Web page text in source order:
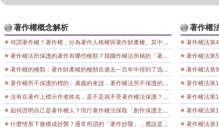
著作權概念解析
何謂著作權？著作權，分為著作人格權與著作財產權。其中著作人格權的內涵包括了公開發表權、姓名表示權及禁止他人以扭曲、變更方式，利用著作損害著作人名譽的權利。著作財產權是無形的財產權，是基於人類知識所產生的權利，故屬知識產權之一種，包括重製權、公開口述權、公開播送權、公開上映權、公開演出權、公開傳輸權、公開展示權、改作權、散布權、出租權等等。 著作權要保障的是思想的表達形式，而不是保護思想本身，因為在保障著作財產權，此類專屬私人之財產權利益的同時，尚須兼顧人類文明之累積與知識及資訊之傳播，從而演算法、數學方法、技術或機器的設計，均不屬著作權所要保障的對象。 著作權是有期限的權利，在一定期限經過後，著作財產權即歸於消滅，而屬公共領域，任何人皆可自由利用。在著作權的保護期間內，即使未獲作者同意，只要符合"合理使用"的規定，亦可利用。凡此規定揭在平衡著作人與社會對作品近用之利益。
著作權法所保護的著作有哪些種類？我國作權法所稱的「著作」，是指屬於文學、科學、藝術或其他學術範圍的創作。因此，凡符合第2題所說明的保護要件者，均為著作權法所保護的著作，並不限於著作權法第5條至第7條之1所規定的各種著作類型。不過，這些例示著作仍具一定分類上的意義，並且也便於一般人理解認識，因此仍依規範順序介紹如下： 一、語文著作 包括詩、詞、散文、小說、劇本、學術論述與演講等，以數位（如純文字檔、圖檔）或類比（如錄音檔案)方式存在者，亦同。如張愛玲短文《我的天才夢》、小說《半生緣》、話劇劇本《傾城之戀》等均屬語文著作，無論以手稿、印刷書或者電子檔的形式存在，都不會因為儲存媒介的改變而被歸類為電腦程式或其他著作類型。 二、音樂著作 包括曲譜、歌詞等。這裡的曲包括節奏、旋律、和聲等構成音樂的成份。以台語民謠望春風為例，由李臨秋作詞、鄧雨賢作曲的詞曲部分為音樂著作；但演唱者演唱詞曲內容，由唱片公司錄製成錄音帶、CD、MP3等，則為錄音著作而非音樂著作。 三、戲劇、舞蹈著作 戲劇著作是指由演員透過身體動作的詮釋，將特定劇情表演出來的著作；舞蹈著作則是舞者以身體做成的一系列有韻律感的動作，通常配合音樂演出。由於兩者差異有限，故統稱戲劇、舞蹈著作，包括舞蹈、默劇、歌劇、話劇等。如表演工作坊在國家戲劇院演出《這一夜，誰來說相聲？》、雲門舞集《紅樓夢》台北戶外公演等。 四、美術著作 包括繪畫、版畫、漫畫、連環圖（卡通)、素描、法書（書法)、字型繪畫、雕塑、美術工藝品等，如朱銘《太極》系列雕塑、彎彎MSN表情符號等。 五、攝影著作 包括照片、幻燈片及其他以攝影之製作方法所創作的著作。如郎靜山《祖國山河》系列歷史影像、鄧南光攝影作品等，均屬在取景、角度、效果上具有高度創作性而受保護之著作。 六、圖形著作 包括地圖、圖表、科技或工程設計圖及其他屬於技術應用方面的工具性圖形。圖形著作的製作目的是用以表現特定事物，而非強調其藝術價值，通常會依據一定標準繪製以利判讀。 七、視聽著作 包括電影、錄影、碟影、電腦螢幕上顯示之影像及其他藉機械或設備表現系列影像，不論有無附隨聲音而能附著於任何媒介物上之著作。視聽著作與攝影、美術著作最大的區別在於其「必須連續性地表現系列影像」。故將同一次出遊的幻燈片一張張播放仍屬攝影著作，而以V8拍攝出遊內容則是視聽著作。 八、錄音著作 包括任何藉機械或設備表現系列聲音而能附著於任何媒介物上之著作，但附隨於視聽著作的聲音不屬之。錄音著作在部分國家是以「著作鄰接權」的方式保護，在我國則是以一般著作型態受到保護，故只要所錄製的內容符合著作權保護要件，即受著作權法保護。 九、建築著作 包括建築設計圖、建築模型、建築物等。其特殊之處在於將「建築物」本身也納為保護標的。由於著作權法的保護客體是屬於文化性質的創作，原則上受保護的建築物必須具有一定的創作性，且非以實用性為其主要目的。如中正紀念堂、國家戲劇院、台北101大樓，以及知名小說《達文西密碼》最重要場景-法國羅浮宮拿破崙廣場上華裔建築師貝聿銘設計的玻璃金字塔等。 十、電腦程式著作 包括直接或間接使電腦產生一定結果為目的所組成指令組合之著作。須特別注意的是，並非所有以電腦執行、展現的著作都是電腦程式著作，例如：在電腦遊戲中使電腦執行該遊戲、呼叫某一圖片、動畫、物件、執行運算…等，固然是電腦程式著作，但圖片、動畫、文字本身則分別歸屬於美術、圖形、語文、視聽等著作類型，而非電腦程式著作。 十一、表演 為因應我國加入WTO，著作權法新增第7條之1對表演的保護規定：「Ⅰ.表演人對既有著作之表演，以獨立之著作保護之。Ⅱ.表演之保護，對原著作之著作權不生影響。」所謂「表演」，是指對既有著作以演技、舞蹈、歌唱、彈奏樂器或其他方法加以詮釋。表演有時與戲劇、舞蹈著作難以區別，須視實際個案決定。通常對於既有戲劇或舞蹈著作的再次詮釋，由於創作性較低，會歸屬於表演範疇。例如：雲門舞集《薪傳》是具有高度創作性的原創舞蹈著作，若學校老師指導學生模仿演出最後一段《節慶》，由於是針對既有舞蹈著作的重新詮釋，即可能屬於「表演」。 十二、改作(衍生)著作 衍生著作是將原著作另行添加創意，進行改作所得之作品。改作方式很多，包括翻譯、編曲、改寫、拍攝為影片等，但非所有對著作進行改變的改作成果都能成為著作權法保護的「改作著作」，必須改作者對於既有著作所添加的創作程度，已達到著作權法所要求的創作高度，才可受著作權法保護。例如：張愛玲在1943年發表中篇作品《金鎖記》，赴美後以此故事藍本用英文寫成《pink tear》，1966年再改寫為長篇小說《怨女》連載於香港《星島晚報》，各篇不僅篇幅與使用語文不同，新作內容風格也明顯平淡謙和許多，可認為均是獨立著作而加以保護。反之，若利用全文翻譯軟體英譯《金鎖記》或中譯《pink tear》，則縱令譯文極佳、或此種機械性改作所費不貲或耗時甚久，該成果也不會被認為是受保護的衍生著作。 十三、編輯著作 著作權法第7條第1項規定：「就資料之選擇及編排具有創作性者為編輯著作，以獨立之著作保護之。」由條文規定可知，編輯著作受保護的客體是就資料的「選擇」或「編排」方式具有創作性。以張愛玲短篇小說集《傾城之戀》為例，除所收錄之《傾城之戀》、《金鎖記》、《紅玫瑰與白玫瑰》…等中短篇小說為分別獨立受保護之語文著作外，若該選集就資料內容之選擇或編排具有創作性，亦可獨立以編輯著作受到著作權法保護。
著作權的種類：著作財產權的種類在過去一百年中得到了迅速的發展，原先較單純的出版權、演出權，因電影的發明而有公開上映權、因廣播及電視的發明而出現公開播送權，時至今日因應網際網路的普及化，公開傳輸權隨之而生，除了這些一個接著一個出現的新型態著作權利，另外一些較傳統的權利也由於人類生活型態的轉變而發生變化，例如因為國際間的交流日漸頻繁，著作物在各地區以及國際間的散布權問題獲得重視；著作物所有人以往基於所有權，擁有將該物出租的權利，規模有限，對於著作權人的利益影響不大，但由於大型連鎖租書店的出現嚴重影響了著作權人的利益，從而使得著作物的出租權亦須被顧及。 一般來說，著作權人對於著作享有若干項基本權利，其中有一些是專屬權利。他們享有「使用」或「根據議定的條件許可他人使用」其作品的專屬權。 著作權人可以禁止或許可： 以各種形式對各種著作進行重製，例如以印刷或錄音的方式重製語文著作或音樂著作。 將其著作公開口述、演出，例如將戲劇及表演著作或音樂著作公開演出、將語文著作公開口述等等。 將其著作通過無線電、有線或衛星或網際網路加以公開播送、公開傳輸。 對其視聽著作公開上映；對其攝影著作、美術著作、圖形著作加以公開展示。 將其著作翻譯成其他語言，或對其加以改編，例如將小說改編成影視劇本、將英文版本改譯為中文版本。 受著作權保護的許多創作性作品，需要進行大量發行、傳播和投資，才能得到推廣（例如：出版物、音樂作品和電影）。因此著作權人常常將其對作品享有的權利，授權給最有能力推銷作品的個人或公司，以獲得報酬。這種報酬經常是在實際使用作品時才支付，因此被稱作授權費／版稅。 著作財產權有時間限制，根據世界知識產權組織相關條約，該時限為創作者死後50年。但各國國情不同，各國國內法可規定更長的時限。這種時間上的限制使得創作者及其繼承人能在一段合理的時期內就其著作獲得經濟上的收益。 著作財產權人通常可透過行政手段或透過法院保障自己的財產權益，前述手段包括以搜索住居處的方式查找生產或擁有非法重製的--亦即"盜版的"--與受保護作品有關之物，作為證據以實施權利。權利人還可要求法院對非法活動發出禁制令，並可要求侵權者就其在財產上和表彰姓名等人格權方面所受損失負損害賠償之責。
著作權所不保護的標的：廣義的來說，著作權法所不保護的標的，可以包括所有不符合著作權保護要件的作品，例如：著作權法第10條之1所規定的著作權法僅保護著作的表達，而不及於其所表達的的思想、程序、製程、系統、操作方法、概念、原理、發現；在著作權法立法之前且未有回溯保護規定的文化資產（四書、五經、唐詩、宋詞、元曲、明清的小說等），及著作權法第9條所明文規定不予保護的標的等。至於原來受著作權法保護，只不過因為著作財產權保護期間屆滿的這些著作，或是著作權人聲明拋棄著作財產權的著作，我們不會認為這些是著作權法所不保護的標的，因為只要曾經受著作權法保護，其著作人格權又不得拋棄，即使著作財產權已不受保護，著作人格權依然受到著作權法的保護。至於狹義的定義，則限於著作權法第9條所規定的幾種情形。 著作權法第9條規定，「Ⅰ.下列各款不得為著作權之標的︰一、憲法、法律、命令或公文。二、中央或地方機關就前款著作作成之翻譯物或編輯物。三、標語及通用之符號、名詞、公式、數表、表格、簿冊或時曆。四、單純為傳達事實之新聞報導所作成之語文著作。五、依法令舉行之各類考試試題及其備用試題。Ⅱ.前項第1款所稱公文，包括公務員於職務上草擬之文告、講稿、新聞稿及其他文書。」 一、憲法、法律、命令或公文 憲法、法律、命令或公文被制定、公布的目的，即在於使人民能了解自己的權利與義務，乃是民主國家的重要基礎，若是憲法、法律、命令或公文受著作權法保護，會造成這些關係人民權利義務的資訊流通的障礙，因此，著作權法特別規定不予保護。 比較可能產生困擾的是「公文」的定義。依據我國公文程式條例第1條規定：「稱公文者，謂處理公務之文書。」第2條則將公文區分為：令、呈、咨、函、公告、其他公文（手令或手諭、簽或報告、箋函或便箋、聘書、證明書、聘、僱契約書、提案、紀錄、節略等）。因此，若是依公文程式條例所製作之文書，均屬於本款所稱的「公文」。然而，公務員在從事公務時，還有許許多多的文件沒有具體名稱，這些到底是不是屬於「公文」的範圍呢？著作權法第9條第2項亦規定：「前項第1款所稱公文，包括公務員於職務上草擬之文告、講稿、新聞稿及其他文書。」基本上，只要是公務員為職務目的、處理公務所作成之文書，應該都是屬於公文的範圍。 不過，要特別說明的是，「政府出版品」不等於「公文」，有許多的政府出版品是受著作權法保護的，甚至是由政府擁有著作（財產）權。例如：各機關所編印的各種研究發展報告、發行的期刊雜誌等，仍然還是受著作權法的保護。 二、中央或地方機關所作成憲法、法律、命令或公文的翻譯物或編輯物 若是屬於政府機關所製作的各種「法令彙編」或是將外國法令譯為中文，我國法令譯為外文等，都是屬於明文不受保護的標的。但是，這僅限於政府機關所製作的翻譯物或編輯物，若是一般民間的出版社或事務所，所製作的六法全書、智財小六法、人事法規小六法等，就個別的法條並不受著作權法保護，但其整體只要符合編輯著作的保護要件，仍然受到著作權法保護；律師事務所自行翻譯法條供其客戶參考的情形，仍然屬於受保護的翻譯（改作）著作。 三、標語及通用之符號、名詞、公式、數表、表格、簿冊或時曆 像是「我們只有一個地球，請為子孫留下一片淨土」（標語）、「TFT-LCD」（名詞）、E=MC2（公式）、統計數字、會計表格、帳簿或是像日曆等，都是屬於不受著作權法保護的標的。值得注意的是，一般我們常見的農民曆，並不是整本內容都不受保護，許多農民曆上會附上生肖運勢或星座運勢等，這些內容並不是依據「曆學」可以推算的，因此，還是受到著作權法保護。 四、單純為傳達事實之新聞報導所作成之語文著作 符合本款的新聞報導，限於「語文著作」且須「單純為傳達事實」，並不是所有的新聞報導都符合。所謂「單純為傳達事實之新聞報導」，是指限於乾躁無味(arid)、沒有個性(impersonal)的新聞文字 。例如：報紙報導旅美球星王建民先發出賽，面對幾人次、投幾顆球、幾顆好球、幾顆壞球、被打幾支安打、幾次三振、幾次四壞球等，就是單純為傳達事實之新聞報導，任何人無須得到任何授權即可任意利用。但是，若是體育新聞的記者對於某一場球賽球員表現的評論，例如：王建民某一場表現的如何、控球如何、面對打者的態度如何等，則非單純為傳達事實之新聞報導。 五、依法令舉行之各類考試試題及其備用試題 著作權法規定是「依法令」，而不是「依法律」，故除考試院依法律所舉行的公務員特考、高考、普考外，教育部所屬各級學校所舉行之入學或期中、期末考試，可能有大學法、私立學校法及教育部之行政命令等作為其「法令」依據 。因此，這些考試的試題同樣不受著作權法保護。至於一般教學練習題或是坊間所出版的模擬試題，因為不是依法令舉行，仍然受到著作權法的保護。)
沒有在著作上標示作者姓名，是不是就不受著作權法保護？許多網路上的文章，常常沒有標示作者是誰，別人就算要利用，也無法標示作者姓名，是不是只要作者在發表的時候，沒有標示作者的姓名，就表示作者其實沒有想要受到著作權法保護，著作權法也不保護這些沒有標示作者姓名的著作呢？ 這個問題的答案是：沒有標示作者姓名的著作，一樣受到著作權法的保護。這是因為著作權法有關於著作權保護的要件，只要求必須是文藝性質的作品、有一定具體的表達、具有原創性、創作性，而且不是法律規定不予保護的標的就夠了（請參考第2題有關著作權保護要件的說明），並沒有要求著作在發表時，必須要標示作者的姓名，因此，即使是沒有標示作者姓名的著作，一樣受到著作權法保護。 然而，若是著作在發表時，沒有標示作者姓名，很可能會引起誰是著作權人的爭議，例如：在國內知名的「綠島小夜曲」，就曾有綠島監獄的受刑人曾經表示他才是真正的作詞人，然而，並沒有證據可以證明。而著作權法對於未標示作者姓名的著作，在著作權法第32條也特別規定：「Ⅰ.別名著作或不具名著作之著作財產權，存續至著作公開發表後50年。但可證明其著作人死亡已逾50年者，其著作財產權消滅。Ⅱ.前項規定，於著作人之別名為眾所周知者，不適用之(第2項)。」也就是說，如果沒有標示作者姓名（或是以他人所不知的別名發表）的著作，著作財產權的保護期間，並不是著作人終身加計50年，而是自公開發表後50年。因此，若是創作者希望著作受保護的期間可以比較久的話，著作發表時要記得標示自己的姓名喔！ 此外，著作權法第13條規定：「Ⅰ.在著作之原件或其已發行之重製物上，或將著作公開發表時，以通常之方法表示著作人之本名或眾所周知之別名者，推定為該著作之著作人。Ⅱ.前項規定，於著作發行日期、地點及著作財產權人之推定，準用之。」對於在著作上標示姓名的人（本名或眾所周知的別名），就推定是著作人及著作財產權人，萬一自己的著作發表時沒有標示姓名，或以網路上並非眾所周知的ID或匿稱發表，就無法享受到推定的效果。若是事後產生著作權的爭議（例如：有人侵害著作權或甚至他人剽竊作為自己的作品發表），反而別人可利用本條的規定享有「推定」的效果，到時候要證明自己是著作權人就很困難了。 因此，我們可以這麼說，若是著作在發表時，沒有標示作者的姓名，還是受到著作權法保護，但是，這樣的保護，是比較不安全的，容易引起爭執，而且保護的期間也比較短。若是有可能的話，著作還是儘量用自己的本名發表，才能受到法律最完整的保護。
如何證明自己是著作權人？現行著作權法採取「創作保護主義」，著作人於著作完成時即享有著作權，不須申請著作權的註冊或登記。這樣的立法模式對於創作者的保障非常足夠，可以說沒有任何間隙的保護，只要創作一完成即開始受保護。然而，因為沒有註冊或登記制度的關係，因此，若發生著作權的爭議時，著作權人必須自行對於自己是著作權人及著作權存在及其存續期間等事項負舉證責任。 著作權法第13條規定：「Ⅰ.在著作之原件或其已發行之重製物上，或將著作公開發表時，以通常之方法表示著作人之本名或眾所周知之別名者，推定為該著作之著作人。Ⅱ.前項規定，於著作發行日期、地點及著作財產權人之推定，準用之。」對於要積極主張著作權的人而言，本條「推定」的效果非常重要，可以減省許多在訴訟上主張著作權保護或排除侵害時的舉證責任。 若是著作權人沒有在著作原件、已發行的重製物或是著作公開發表時，以適當的方式表示著作人的姓名時，則可能會面臨在訴訟時，會需要證明自己是某一特定著作的著作人，而要證明這一點，可能就必須就這個著作的創作過程、自己擁有創作這個著作的能力、創作過程及時間是否合理等進行舉證，若是他人反過來透過前述著作權法第13條規定取得「推定」的效果，這些證明就必須要非常明確到可以推翻法律的「推定」。 目前有許多創作者會考慮透過各種方式來保留證據，以利事後證明自己是著作權人，例如：前述提到過的寄存證信函給自己、用CD-R或DVD-R備份，甚至像是請法院公證人或民間公證人進行著作的文書認證、寄存於特定組織或民間機構、對公眾發行等，都是不錯的證明方式。但是，必須注意的是，這些方式都只能證明「有一個特定人將特定著作在特定時點進行存證或保存著作的動作」，最多只是提供予他人或法院在判斷是否擁有著作權的參考，可以證明某一個著作在某一個時點已經有特定人主張著作權，但是，還是不能直接證明進行存證動作的人，一定是特定著作的著作權人，畢竟非著作權人一樣有可能進行這些存證的動作。因此，一般多會配合前述提到的著作權法第13條規定，在著作的原件或重製物上，標示自己的姓名或眾所周知的別名的方式來取得法律「推定」的效果。 至於什麼樣的證據才能證明某一個著作是自己所創作的呢？一般來說，保留作者的創作歷程紀錄，是最直接有效的方式。例如：保留作者構思時隨手記下的隻言片語、草稿、草圖、創作所使用的素材、與他人的討論、按日期就不同階段的創作進行存檔備份等，這些資料除了可以協助證明自己是著作權人、著作創作完成的時點之外，還可以用來證明自己是獨立創作，並未侵害他人之著作權，甚至是有關於創作性（創作高度）的證明，皆可產生相當的影響力。對於著作權未來的行使，無論是訴訟或授權，都有相當程度的幫助。因此，愈是商業化利用可能性大的著作，由於著作對外授權利用或產生著作權侵害紛爭的可能性愈高，愈要強調在創作歷程紀錄方面的保存。
什麼情形下會構成抄襲？通常所謂的「著作抄襲」，應該是指構成著作「重製權」或「改作權」的侵害。舉例來說，若是A將B所發表的文章，幾乎原封不動地放到自己發表的新書作為某一個章節，這時候一般會認為A「抄襲」B的文章，在著作權法上則會認為A侵害B文章的「重製權」；若是A利用B所發表的文章，另行改寫成劇本，則一般還是會認為A「抄襲」B的文章，在著作權法上則因為A的改寫動作有獨立的創意，構成「改作」行為，所以，會認為A侵害了B的「改作權」。 上述這樣的理解方式，雖然對於學習著作權的人還算容易了解，但社會上一般在遇到著作權侵害的問題時，還是比較多單純地以「抄襲」來描述，而為了因應社會上多數人對著作權侵害的理解，司法實務上也發展出來如何進行著作「抄襲」的判斷原則。一般較常引用的判決，是最高法院81年度台上字第3063號判決，其明確指出「認定抄襲之要件有二，即(1)接觸，(2)實質相似。主張他人之著作係抄襲其著作者，應舉證證明該他人曾接觸被抄襲之著作，構成二著作實質相似。」也就是說，當著作權人要主張他人的著作構成「抄襲」時，必須要符合二個要件，一個是要證明他人有「接觸」自己的著作，另一個是他人的著作與自己的著作構成「實質相似」。而由於要證明有「接觸」，有時候在雙方當事人過去沒有任何往來的情形，會比較困難，因此，實務上也會透過著作發行的數量、通路、時間、知名度等，推斷有高度接觸的可能性，或是當著作構成「實質相似」時，若被指稱著作侵害的人沒有辦法證明是「獨立創作」的時候，也可推定有「接觸」的可能。 目前司法實務對於著作「抄襲」的認定，確實符合人民一般的法律感情，就是如果你要指稱我抄襲你的著作，你要證明我曾經看過或參考（接觸）你的著作，而且二個人的著作要很像（實質相似），才會構成著作抄襲。然而，在著作權法的法律適用方面，則可以再把上述原則做一些細部的說明如下： 1. 著作權法承認「平行創作」的保護：著作權法與專利法不同，承認不同的創作者，若是在「獨立創作」的情形下，偶然創作出非常相似的作品，或是因為參考的素材相同，而創作出非常相似的作品（例如：在同一個地點拍照或繪畫、利用同一個屬於公共所有的雕像或畫作進行改作等），這時候因為雙方各自獨立進行創作活動，都是屬於著作權法所鼓勵的促進國家文化發展的活動，因此，即使二個作品很像，是分別給予二個不同的獨立的著作權加以保護，二個作品間也沒有著作權侵害的問題，一般稱為「平行創作」的保護。 2. 是否構成「實質近似」必須以作者的「創意活動」之所在為主要判斷標準：有時候二個著作間就其整體看起來「大同小異」，但因為著作權法保護的是作者的「創作」，所以，若是「大同」的部分，雙方都是參考某一些相同來源的素材，而「小異」的部分，則是雙方各自創意所在，這時候，即使可證明有「接觸」，仍然不會構成「實質近似」。例如：A看到B在植物園寫生的畫作覺得很美，隔天也到植物園去找到同一朵荷花，嘗試在與A的畫作相同的角度作畫，雙方以水彩繪製的荷花外觀看起來很像，A也曾經看過B的畫作，但仔細看則發現因為A並不是看著B的畫作從事創作，而是自己直接看著現實的荷花進行創作，二者繪製手法亦有所不同，則這樣的差異點正是著作權法保護的創作活動，因此，也不會構成著作權的侵害。 3. 是否有「接觸」在著作權法上僅是用以證明是否屬於「獨立創作」的輔助證據：若是可以證明有「接觸」或是有相當高接觸的可能性，則被指稱侵害著作權的人，要花更多的努力提供有利的證據，來證明自己是「獨立創作」，並非著作權的侵害。因此，也有許多創作者會儘量避免在很近的時期，創作自己曾經接觸過相同主題或創意的著作，以避免引發不必要的爭議。 4. 著作權法僅保護「表達」，不保護「思想」，若屬於「思想」等抽象事物的相似，並不構成著作權的侵害：著作權法第10條之1規定：「依本法取得之著作權，其保護僅及於該著作之表達，而不及於其所表達之思想、程序、製程、系統、操作方法、概念、原理、發現。」有許多被指稱「抄襲」的情形，往往只是採用了相同的概念或原理進行創作，或許在學術上可能違反學術倫理，但未必構成著作權的侵害，這個部分可以一併參考第12題的說明。 5. 即使證明有「抄襲」，還是要回歸著作權法的規定，認定構成「重製權」或「改作權」的侵害：理論上，若法院認定構成「抄襲」時，必然有「實質相似」。但「實質相似」還必須區分較後從事創作之人，是否就新的著作，有自己獨立的創作在裡面，如果沒有的話，應該論以「重製權」的侵害；如果有的話，則應該論以「改作權」的侵害。
著作權
著作權法第4條：外國人之著作合於下列情形之一者，得依本法享有著作權。但條約或協
著作權法第5條： 本法所稱著作，例示如下： 一、語
著作權法第9條：下列各款不得為著作權之標的︰ 一、憲法、法律、命令或公文
著作權法第10條：著作人於著作完成時享有著作
著作權法第13條：在著作之原件或其已發行之
著作權法第16條：著作人於著作之原件或其重製物上或於著作公開發表時，有表示其本名、
著作權法第19條：共同著作之著作人格權，非經